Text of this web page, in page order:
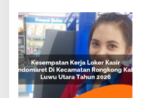
Kepulauan Anambas Tahun
2026